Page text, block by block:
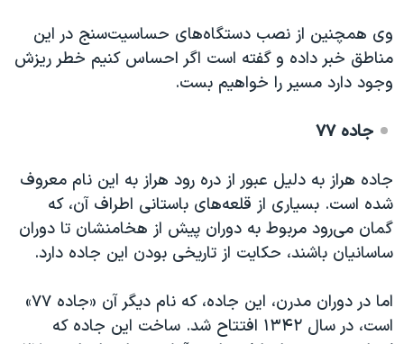
وی همچنین از نصب دستگاه‌های حساسیت‌سنج در این
مناطق خبر داده و گفته است اگر احساس کنیم خطر ریزش
وجود دارد مسیر را خواهیم بست.
جاده ۷۷
جاده هراز به دلیل عبور از دره رود هراز به این نام معروف
شده است. بسیاری از قلعه‌های باستانی اطراف آن، که
گمان می‌رود مربوط به دوران پیش از هخامنشان تا دوران
ساسانیان باشند، حکایت از تاریخی بودن این جاده دارد.
اما در دوران مدرن، این جاده، که نام دیگر آن «جاده ۷۷»
است، در سال ۱۳۴۲ افتتاح شد. ساخت این جاده که